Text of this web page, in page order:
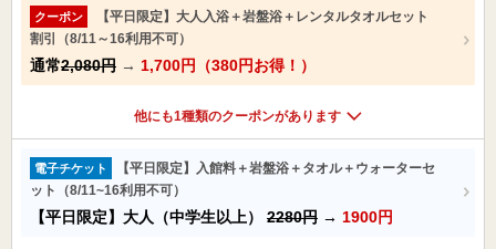
クーポン
【平日限定】大人入浴＋岩盤浴＋レンタルタオルセット
割引（8/11～16利用不可）
通常2,080円 → 1,700円（380円お得！）
他にも1種類のクーポンがあります
電子チケット
【平日限定】入館料＋岩盤浴＋タオル＋ウォーターセ
ット（8/11~16利用不可）
【平日限定】大人（中学生以上） 2280円 → 1900円